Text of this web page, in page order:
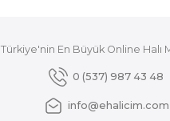
Gönder
Türkiye'nin En Büyük Online Halı
0 (537) 987 43 48
info@ehalicim.com